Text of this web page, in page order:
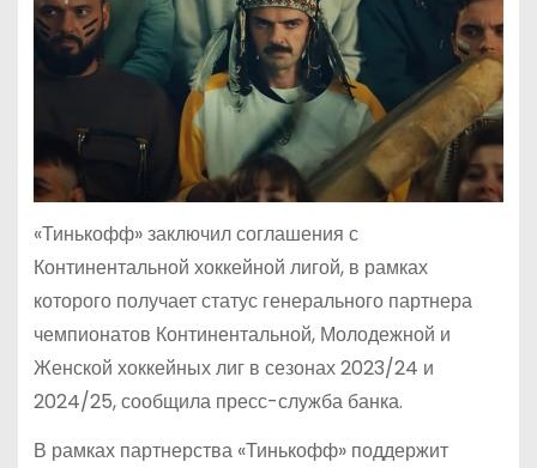
«Тинькофф» заключил соглашения с
Континентальной хоккейной лигой, в рамках
которого получает статус генерального партнера
чемпионатов Континентальной, Молодежной и
Женской хоккейных лиг в сезонах 2023/24 и
2024/25, сообщила пресс-служба банка.
В рамках партнерства «Тинькофф» поддержит